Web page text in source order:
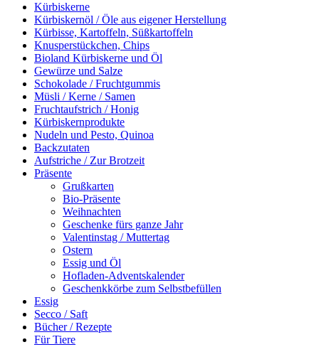
Kürbiskerne
Kürbiskernöl / Öle aus eigener Herstellung
Kürbisse, Kartoffeln, Süßkartoffeln
Knusperstückchen, Chips
Bioland Kürbiskerne und Öl
Gewürze und Salze
Schokolade / Fruchtgummis
Müsli / Kerne / Samen
Fruchtaufstrich / Honig
Kürbiskernprodukte
Nudeln und Pesto, Quinoa
Backzutaten
Aufstriche / Zur Brotzeit
Präsente
Grußkarten
Bio-Präsente
Weihnachten
Geschenke fürs ganze Jahr
Valentinstag / Muttertag
Ostern
Essig und Öl
Hofladen-Adventskalender
Geschenkkörbe zum Selbstbefüllen
Essig
Secco / Saft
Bücher / Rezepte
Für Tiere